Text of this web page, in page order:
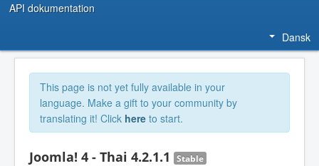
API dokumentation
Dansk
This page is not yet fully available in your
language. Make a gift to your community by
translating it! Click here to start.
Joomla! 4 - Thai 4.2.1.1 Stable